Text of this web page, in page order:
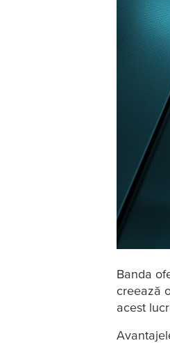
Banda
creează
acest